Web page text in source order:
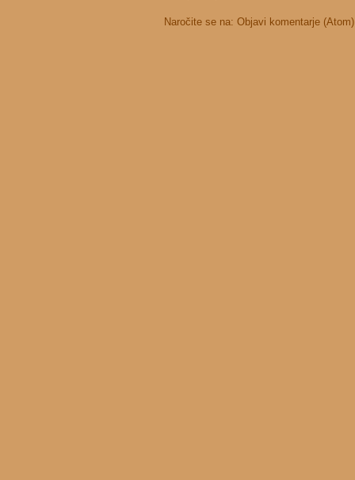
Naročite se na: Objavi komentarje (Atom)